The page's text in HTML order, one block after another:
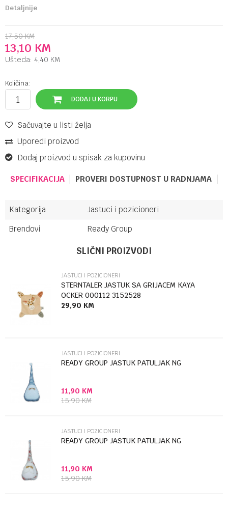
Detaljnije
17,50 KM
13,10 KM
Ušteda: 4,40 KM
Količina:
DODAJ U KORPU
Sačuvajte u listi želja
Uporedi proizvod
Dodaj proizvod u spisak za kupovinu
SPECIFIKACIJA PROVERI DOSTUPNOST U RADNJAMA
Kategorija
Jastuci i pozicioneri
Brendovi
Ready Group
Poruka
Anti-spam zaštita - izračunajte koliko je 6 - 1 :
SLIČNI PROIZVODI
JASTUCI I POZICIONERI
STERNTALER JASTUK SA GRIJACEM KAYA
OCKER 000112 3152528
29,90 KM
JASTUCI I POZICIONERI
READY GROUP JASTUK PATULJAK NG
11,90 KM
15,90KM
JASTUCI I POZICIONERI
READY GROUP JASTUK PATULJAK NG
11,90 KM
15,90KM